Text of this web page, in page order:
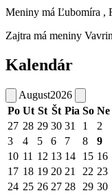
Meniny má Ľubomíra ,
Zajtra má meniny
Kalendár
August2026
Po Ut St Št Pia So Ne
27 28 29 30 31 1
2
3
4 5 6 7 8
9
10 11 12 13 14 15 16
17 18 19 20 21 22 23
24 25 26 27 28 29 30